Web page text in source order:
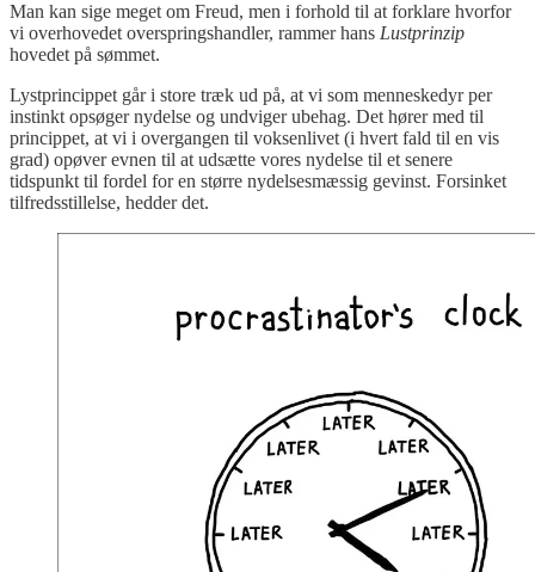
Man kan sige meget om Freud, men i forhold til at forklare hvorfor
vi overhovedet overspringshandler, rammer hans Lustprinzip
hovedet på sømmet.
Lystprincippet går i store træk ud på, at vi som menneskedyr per
instinkt opsøger nydelse og undviger ubehag. Det hører med til
princippet, at vi i overgangen til voksenlivet (i hvert fald til en vis
grad) opøver evnen til at udsætte vores nydelse til et senere
tidspunkt til fordel for en større nydelsesmæssig gevinst. Forsinket
tilfredsstillelse, hedder det.